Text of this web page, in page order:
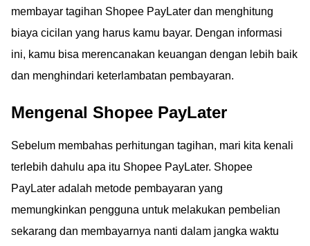
membayar tagihan Shopee PayLater dan menghitung
biaya cicilan yang harus kamu bayar. Dengan informasi
ini, kamu bisa merencanakan keuangan dengan lebih baik
dan menghindari keterlambatan pembayaran.
Mengenal Shopee PayLater
Sebelum membahas perhitungan tagihan, mari kita kenali
terlebih dahulu apa itu Shopee PayLater. Shopee
PayLater adalah metode pembayaran yang
memungkinkan pengguna untuk melakukan pembelian
sekarang dan membayarnya nanti dalam jangka waktu